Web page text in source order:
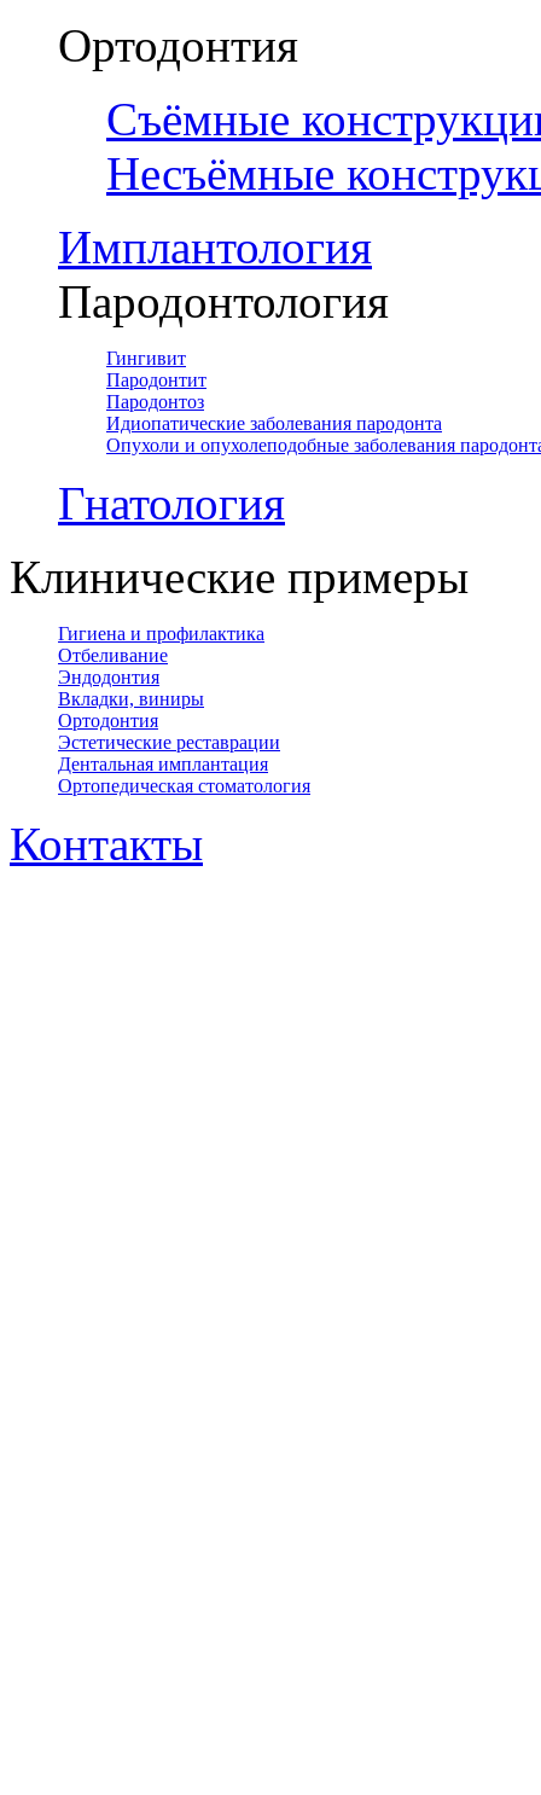
Ортодонтия
Съёмные
Несъёмные
Имплантология
Пародонтология
Гингивит
Пародонтит
Пародонтоз
Идиопатические заболевания пародонта
Опухоли и опухолеподобные заболевания
Гнатология
Клинические примеры
Гигиена и профилактика
Отбеливание
Эндодонтия
Вкладки, виниры
Ортодонтия
Эстетические реставрации
Дентальная имплантация
Ортопедическая cтоматология
Контакты